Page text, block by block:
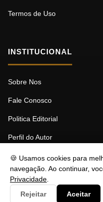
🍪 Usamos cookies para
navegação. Ao continuar,
Privacidade
Rejeitar
Aceitar
Termos de Uso
INSTITUCIONAL
Sobre Nos
Fale Conosco
Politica Editorial
Perfil do Autor
© 2026 MDBF.
Responsável: Stéfano